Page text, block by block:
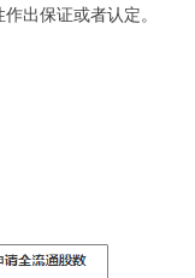
出保证或者认定。